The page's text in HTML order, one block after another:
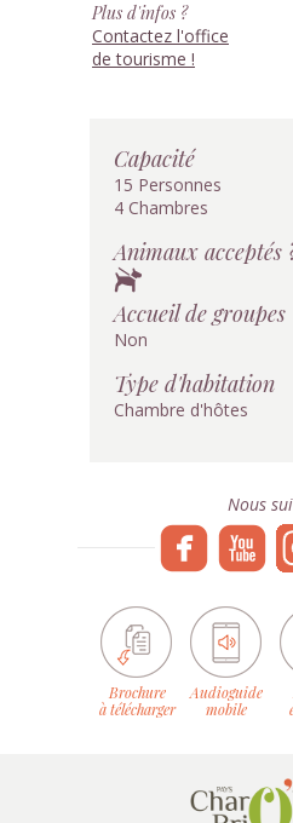
Plus d'infos ?
Contactez l'office
de tourisme !
Capacité
15 Personnes
4 Chambres
Animaux acceptés
Accueil de groupes
Non
Type d'habitation
Chambre d'hôtes
Nous
Brochure
à télécharger
Audioguide
mobile